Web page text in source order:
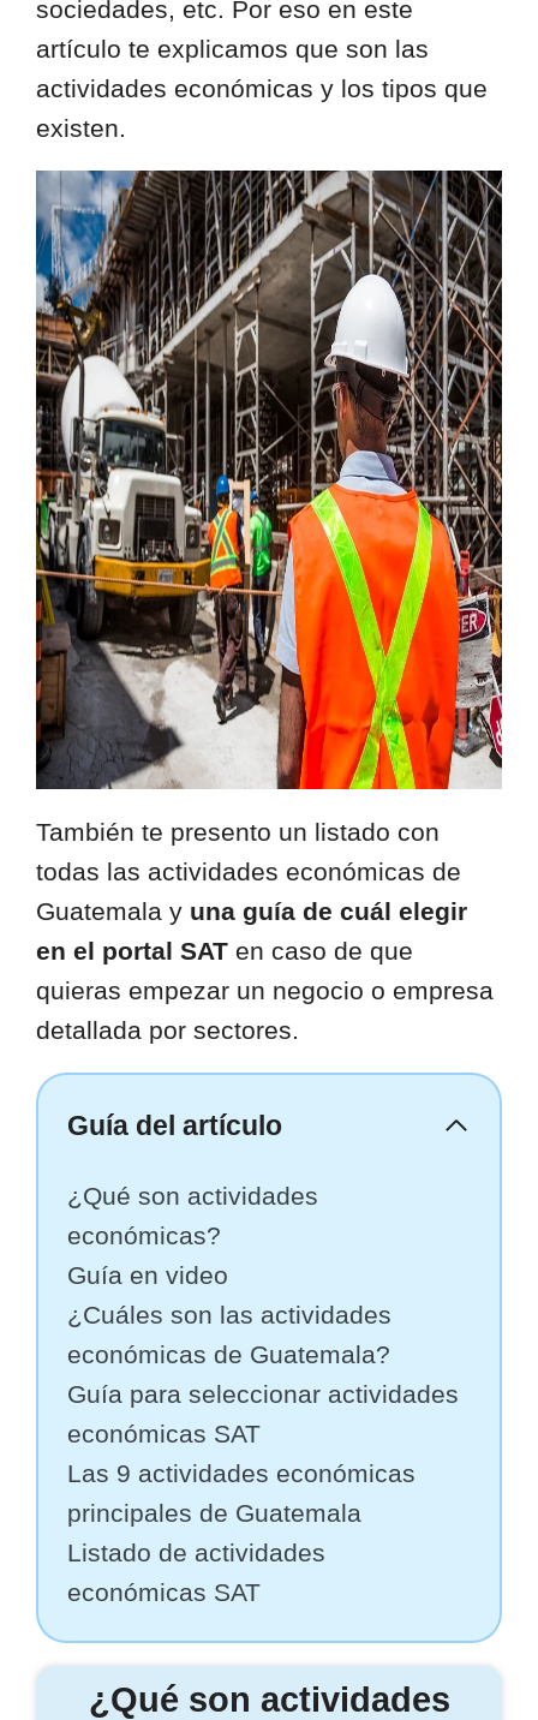
sociedades, etc. Por eso en este
artículo te explicamos que son las
actividades económicas y los tipos que
existen.
También te presento un listado con
todas las actividades económicas de
Guatemala y una guía de cuál elegir
en el portal SAT en caso de que
quieras empezar un negocio o empresa
detallada por sectores.
Guía del artículo
¿Qué son actividades
económicas?
Guía en video
¿Cuáles son las actividades
económicas de Guatemala?
Guía para seleccionar actividades
económicas SAT
Las 9 actividades económicas
principales de Guatemala
Listado de actividades
económicas SAT
¿Qué son actividades